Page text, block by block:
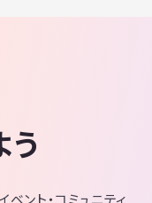
う
ント・コミュニティ